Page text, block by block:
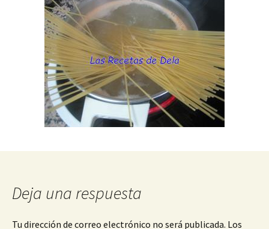
Deja una respuesta
Tu dirección de correo electrónico no será publicada. Los